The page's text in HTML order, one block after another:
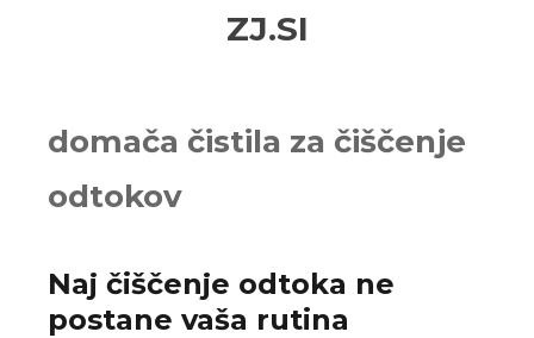
ZJ.SI
domača čistila za čiščenje
odtokov
Naj čiščenje odtoka ne
postane vaša rutina